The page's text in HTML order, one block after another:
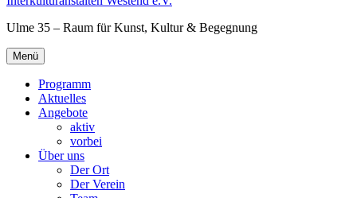
Ulme 35 – Raum für Kunst, Kultur & Begegnung
Primäres
Menü
Menü
Programm
Aktuelles
Angebote
aktiv
vorbei
Über uns
Der Ort
Der Verein